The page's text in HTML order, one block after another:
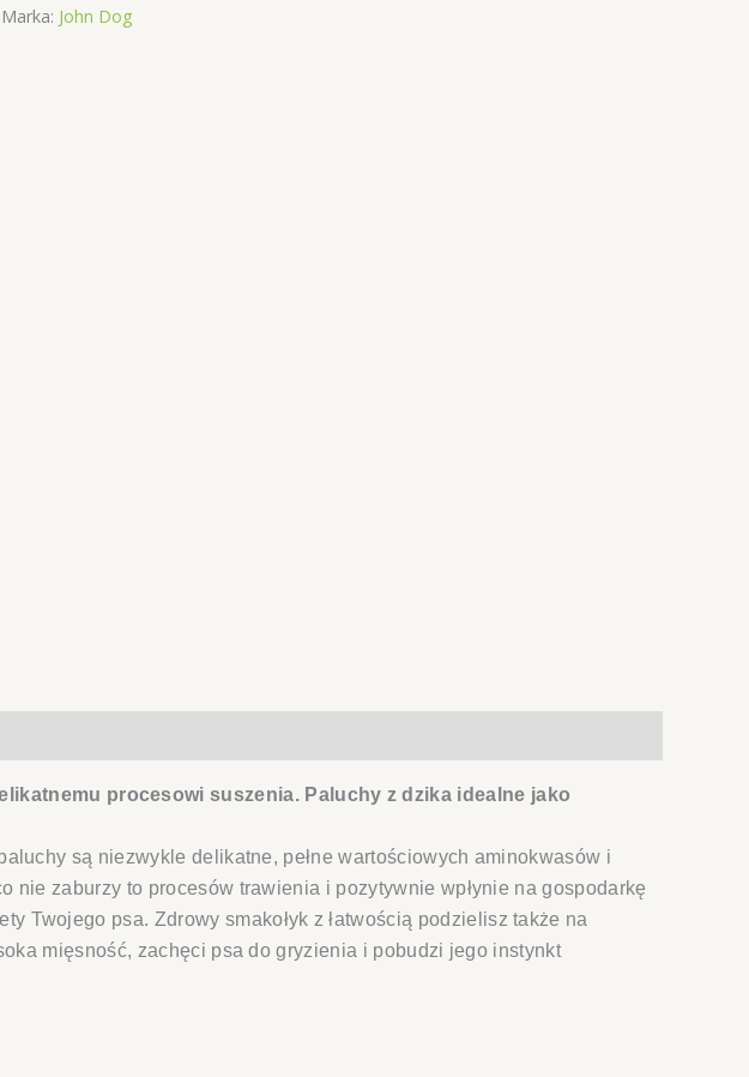
Marka: John Dog
procesowi suszenia. Paluchy z dzika idealne jako
są niezwykle delikatne, pełne wartościowych aminokwasów i
nie zaburzy to procesów trawienia i pozytywnie wpłynie na gospodarkę
Twojego psa. Zdrowy smakołyk z łatwością podzielisz także na
mięsność, zachęci psa do gryzienia i pobudzi jego instynkt